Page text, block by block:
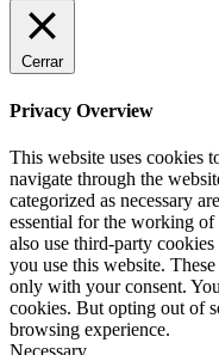
Cerrar
Privacy Overview
This website uses cookies
navigate through the
categorized as necessary
essential for the working
also use third-party
you use this website.
only with your consent.
cookies. But opting out of
browsing experience.
Necessary